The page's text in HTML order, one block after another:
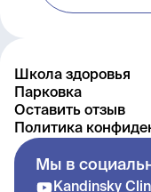
Школа здоровья
Парковка
Оставить отзыв
Политика
Мы в
Kandinsky